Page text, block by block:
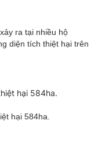
ra tại nhiều hộ
diện tích thiệt hại trên
hại 584ha.